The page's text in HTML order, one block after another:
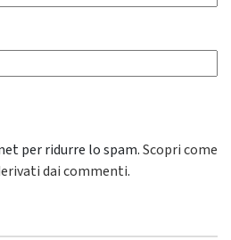
per ridurre lo spam.Scopri come
dai commenti.